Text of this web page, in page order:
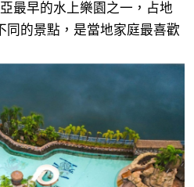
最早的水上樂園之一，占地
同的景點，是當地家庭最喜歡